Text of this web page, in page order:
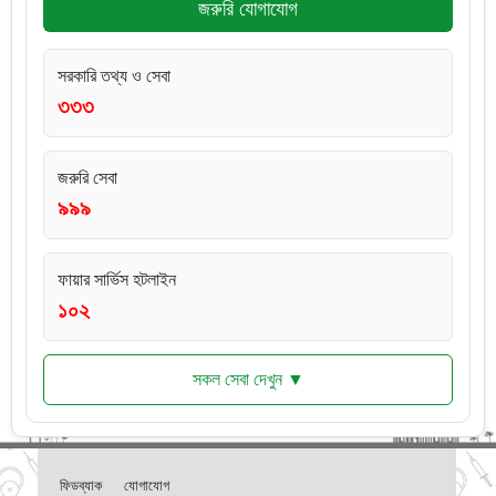
জরুরি যোগাযোগ
সরকারি তথ্য ও সেবা
৩৩৩
জরুরি সেবা
৯৯৯
ফায়ার সার্ভিস হটলাইন
১০২
সকল সেবা দেখুন ▼
ফিডব্যাক যোগাযোগ